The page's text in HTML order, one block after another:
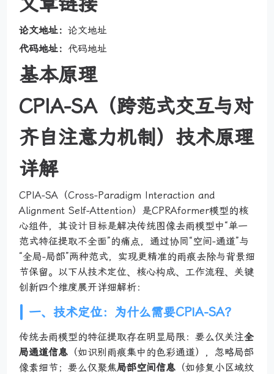
论文地址： 论文地址
代码地址： 代码地址
基本原理
CPIA-SA（跨范式交互与对
齐自注意力机制）技术原理
详解
CPIA-SA（Cross-Paradigm Interaction and
Alignment Self-Attention）是CPRAformer模型的核
心组件，其设计目标是解决传统图像去雨模型中“单一
范式特征提取不全面”的痛点，通过协同“空间-通道”与
“全局-局部”两种范式，实现更精准的雨痕去除与背景细
节保留。以下从技术定位、核心构成、工作流程、关键
创新四个维度展开详细解析：
一、技术定位：为什么需要CPIA-SA？
传统去雨模型的特征提取存在明显局限：要么仅关注全
局通道信息 （如识别雨痕集中的色彩通道），忽略局部
像素细节；要么仅聚焦局部空间信息 （如修复小区域纹